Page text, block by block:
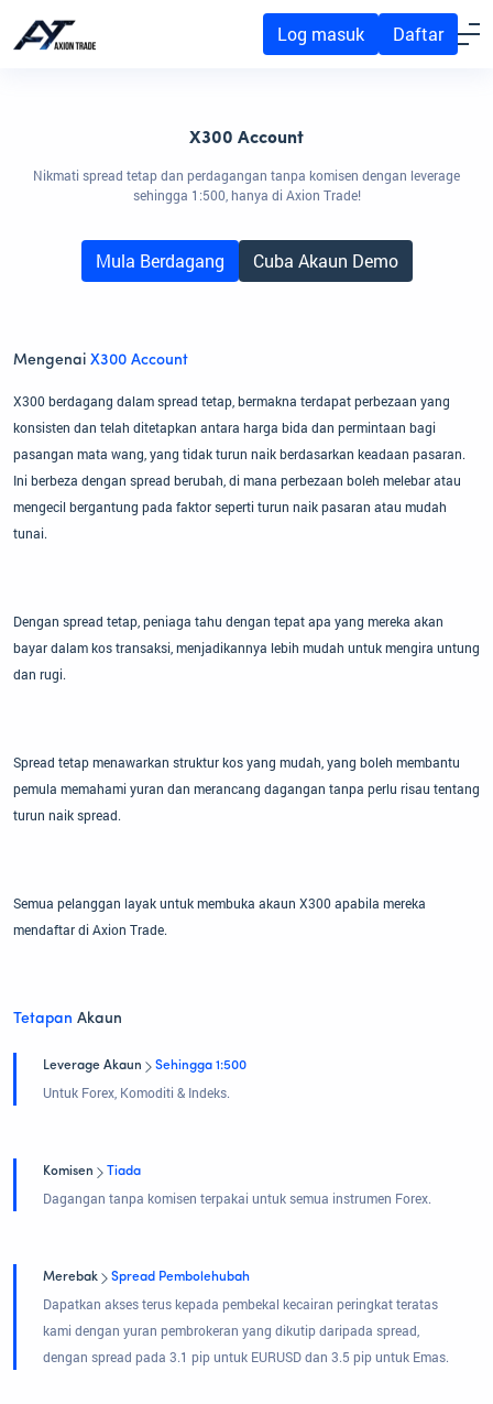
Log masuk Daftar
X300 Account
Nikmati spread tetap dan perdagangan tanpa komisen dengan leverage
sehingga 1:500, hanya di Axion Trade!
Mula Berdagang Cuba Akaun Demo
Mengenai X300 Account
X300 berdagang dalam spread tetap, bermakna terdapat perbezaan yang
konsisten dan telah ditetapkan antara harga bida dan permintaan bagi
pasangan mata wang, yang tidak turun naik berdasarkan keadaan pasaran.
Ini berbeza dengan spread berubah, di mana perbezaan boleh melebar atau
mengecil bergantung pada faktor seperti turun naik pasaran atau mudah
tunai.
Dengan spread tetap, peniaga tahu dengan tepat apa yang mereka akan
bayar dalam kos transaksi, menjadikannya lebih mudah untuk mengira untung
dan rugi.
Spread tetap menawarkan struktur kos yang mudah, yang boleh membantu
pemula memahami yuran dan merancang dagangan tanpa perlu risau tentang
turun naik spread.
Semua pelanggan layak untuk membuka akaun X300 apabila mereka
mendaftar di Axion Trade.
Tetapan Akaun
Leverage Akaun Sehingga 1:500
Untuk Forex, Komoditi & Indeks.
Komisen Tiada
Dagangan tanpa komisen terpakai untuk semua instrumen Forex.
Merebak Spread Pembolehubah
Dapatkan akses terus kepada pembekal kecairan peringkat teratas
kami dengan yuran pembrokeran yang dikutip daripada spread,
dengan spread pada 3.1 pip untuk EURUSD dan 3.5 pip untuk Emas.